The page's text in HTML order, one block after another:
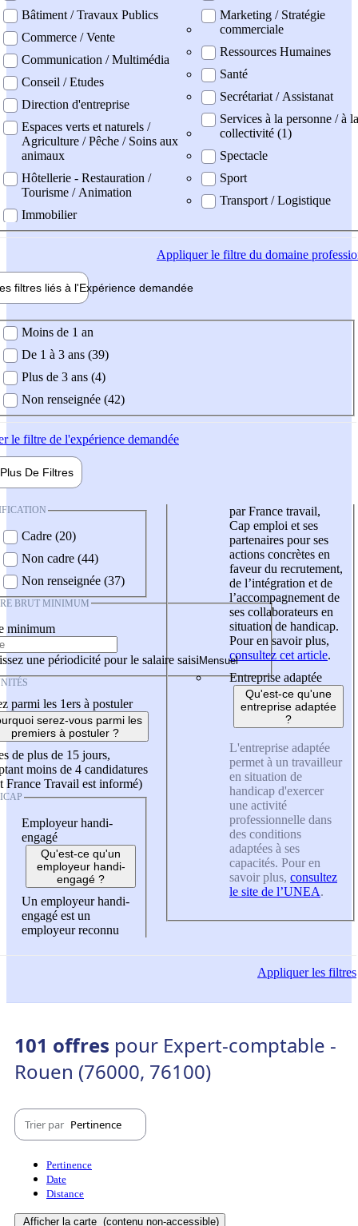
Bâtiment / Travaux Publics
Commerce / Vente
Communication / Multimédia
Conseil / Etudes
Direction d'entreprise
Espaces verts et naturels /
Agriculture / Pêche / Soins aux
animaux
Hôtellerie - Restauration /
Tourisme / Animation
Immobilier
Marketing / Stratégie
commerciale
Ressources Humaines
Santé
Secrétariat / Assistanat
Services à la personne / à la
collectivité (1)
Spectacle
Sport
Transport / Logistique
Appliquerle filtre du domaine
filtres liés à l'Expérience demandée
demandée
Moins de 1 an
De 1 à 3 ans (39)
Plus de 3 ans (4)
Non renseignée (42)
le filtre de l'expérience demandée
Plus De Filtres
Cadre (20)
Non cadre (44)
Non renseignée (37)
BRUT MINIMUM
minimum
une périodicité pour le salaire saisi
parmi les 1ers à postuler
serez-vous parmi les
premiers à postuler ?
de plus de 15 jours,
moins de 4 candidatures
France Travail est informé)
Employeur handi-
engagé
Qu'est-ce qu'un
employeur handi-
engagé ?
Un employeur handi-
engagé est un
employeur reconnu
par France travail,
Cap emploi et ses
partenaires pour ses
actions concrètes en
faveur du recrutement,
de l’intégration et de
l’accompagnement de
ses collaborateurs en
situation de handicap.
Pour en savoir plus,
consultez cet article.
Entreprise adaptée
Qu'est-ce qu'une
entreprise adaptée
?
L'entreprise adaptée
permet à un travailleur
en situation de
handicap d'exercer
une activité
professionnelle dans
des conditions
adaptées à ses
capacités. Pour en
savoir plus, consultez
le site de l’UNEA.
Appliquerles filtres
101 offres pour Expert-comptable -
Rouen (76000, 76100)
Trier par Pertinence
Pertinence
Date
Distance
Afficher la carte (contenu non-accessible)